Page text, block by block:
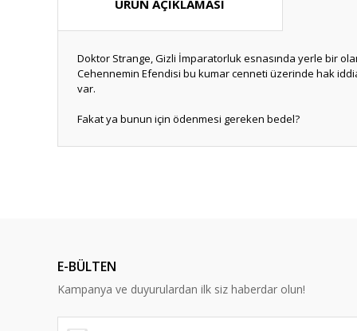
ÜRÜN AÇIKLAMASI
Doktor Strange, Gizli İmparatorluk esnasında yerle bir
Cehennemin Efendisi bu kumar cenneti üzerinde hak
var.
Fakat ya bunun için ödenmesi gereken bedel?
Ürün bilgilerinde hatalar bulunuyor.
Ürün fiyatı diğer sitelerden daha pahalı.
Bu ürüne benzer farklı alternatifler olmalı.
E-BÜLTEN
Kampanya ve duyurulardan ilk siz haberdar olun!